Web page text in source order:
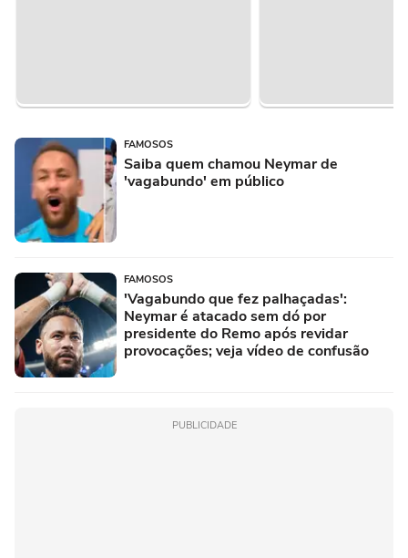
FAMOSOS
Saiba quem chamou Neymar de
'vagabundo' em público
FAMOSOS
'Vagabundo que fez palhaçadas':
Neymar é atacado sem dó por
presidente do Remo após revidar
provocações; veja vídeo de confusão
PUBLICIDADE